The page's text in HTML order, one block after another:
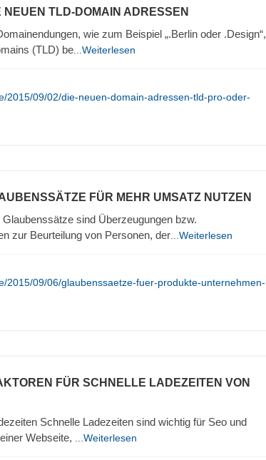
NEUEN TLD-DOMAIN ADRESSEN
wie zum Beispiel „.Berlin oder .Design“,
(TLD) be ...Weiterlesen
2015/09/02/die-neuen-domain-adressen-tld-pro-oder-
FÜR MEHR UMSATZ NUTZEN
sind Überzeugungen bzw.
zur Beurteilung von Personen, der ...Weiterlesen
2015/09/06/glaubenssaetze-fuer-produkte-unternehmen-
FÜR SCHNELLE LADEZEITEN VON
Schnelle Ladezeiten sind wichtig für Seo und
Webseite,
...Weiterlesen